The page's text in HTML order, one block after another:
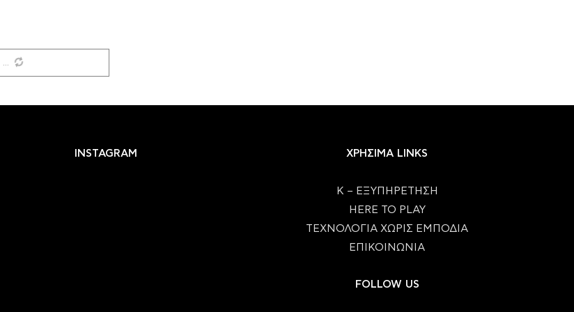
INSTAGRAM ΧΡΗΣΙΜΑ LINKS
Κ – ΕΞΥΠΗΡΕΤΗΣΗ
HERE TO PLAY
ΤΕΧΝΟΛΟΓΙΑ ΧΩΡΙΣ ΕΜΠΟΔΙΑ
ΕΠΙΚΟΙΝΩΝΙΑ
FOLLOW US